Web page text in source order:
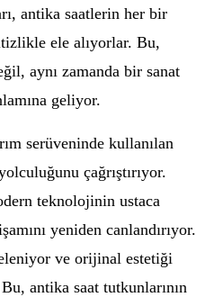
antika saatlerin her bir
ele alıyorlar. Bu,
aynı zamanda bir sanat
geliyor.
serüveninde kullanılan
çağrıştırıyor.
teknolojinin ustaca
yeniden canlandırıyor.
ve orijinal estetiği
antika saat tutkunlarının